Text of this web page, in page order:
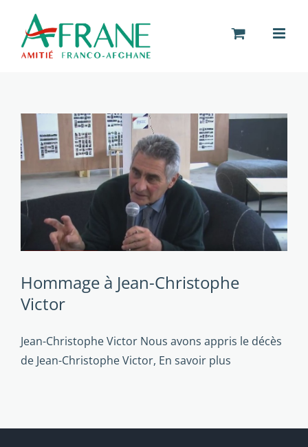
contenu
Hommage à Jean-Christophe
Victor
Jean-Christophe Victor Nous avons appris le décès
de Jean-Christophe Victor, En savoir plus